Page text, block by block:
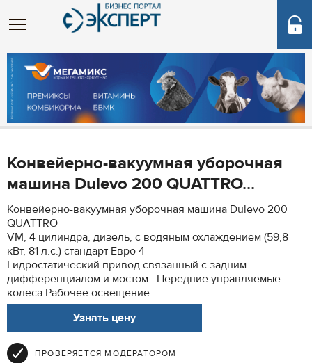
Конвейерно-вакуумная уборочная
машина Dulevo 200 QUATTRO...
Конвейерно-вакуумная уборочная машина Dulevo 200
QUATTRO
VM, 4 цилиндра, дизель, с водяным охлаждением (59,8
кВт, 81 л.с.) стандарт Евро 4
Гидростатический привод связанный с задним
дифференциалом и мостом . Передние управляемые
колеса Рабочее освещение...
Узнать цену
ПРОВЕРЯЕТСЯ МОДЕРАТОРОМ